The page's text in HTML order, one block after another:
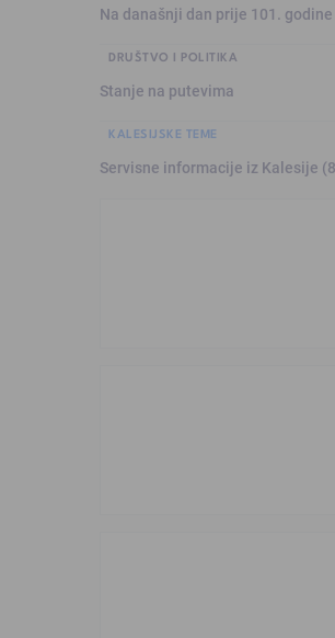
Na današnji dan prije 101.
DRUŠTVO I POLITIKA
Stanje na putevima
KALESIJSKE TEME
Servisne informacije iz Kalesije